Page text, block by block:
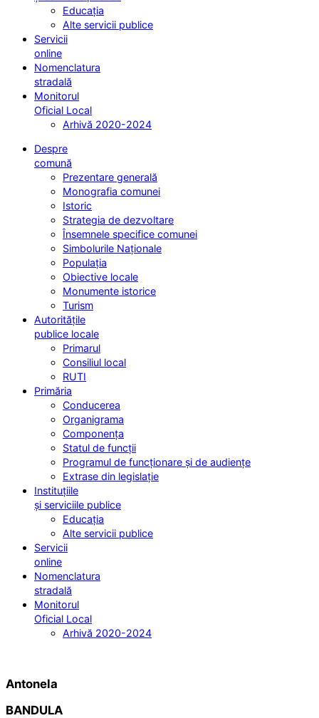
Educația
Alte servicii publice
Servicii
online
Nomenclatura
stradală
Monitorul
Oficial Local
Arhivă 2020-2024
Despre
comună
Prezentare generală
Monografia comunei
Istoric
Strategia de dezvoltare
Însemnele specifice comunei
Simbolurile Naționale
Populația
Obiective locale
Monumente istorice
Turism
Autoritățile
publice locale
Primarul
Consiliul local
RUTI
Primăria
Conducerea
Organigrama
Componența
Statul de funcții
Programul de funcționare și de audiențe
Extrase din legislație
Instituțiile
și serviciile publice
Educația
Alte servicii publice
Servicii
online
Nomenclatura
stradală
Monitorul
Oficial Local
Arhivă 2020-2024
Antonela
BANDULA